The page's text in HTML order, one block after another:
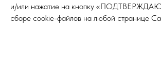
и/или нажатие на кнопку
сборе cookie-файлов на любой странице